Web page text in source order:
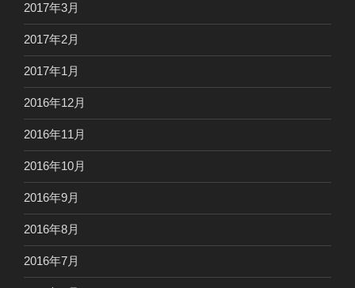
2017年3月
2017年2月
2017年1月
2016年12月
2016年11月
2016年10月
2016年9月
2016年8月
2016年7月